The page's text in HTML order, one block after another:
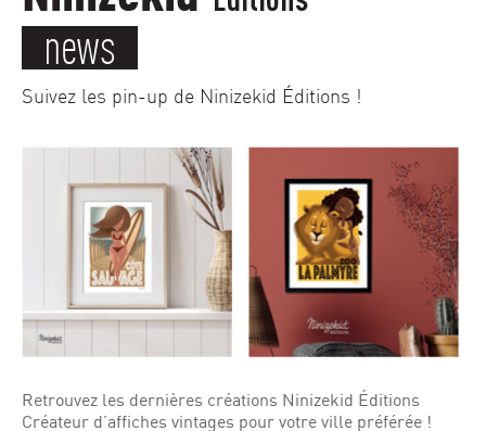
news
Suivez les pin-up de Ninizekid Éditions !
Retrouvez les dernières créations Ninizekid Éditions
Créateur d’affiches vintages pour votre ville préférée !